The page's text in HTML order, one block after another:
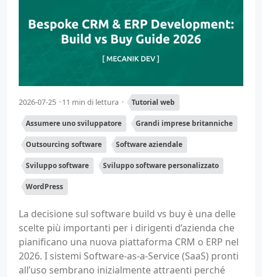
2026-07-25 11 min di lettura Tutorial web
Assumere uno sviluppatore Grandi imprese britanniche
Outsourcing software Software aziendale
Sviluppo software Sviluppo software personalizzato
WordPress
La decisione sul software build vs buy è una delle
scelte più importanti per i dirigenti d’azienda che
pianificano una nuova piattaforma CRM o ERP nel
2026. I sistemi Software-as-a-Service (SaaS) pronti
all’uso sembrano inizialmente attraenti perché